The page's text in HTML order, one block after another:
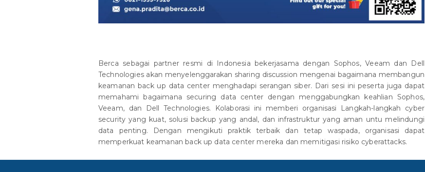
Berca sebagai partner resmi di Indonesia bekerjasama dengan Sophos, Veeam dan Dell
Technologies akan menyelenggarakan sharing discussion mengenai bagaimana membangun
keamanan back up data center menghadapi serangan siber. Dari sesi ini peserta juga dapat
memahami bagaimana securing data center dengan menggabungkan keahlian Sophos,
Veeam, dan Dell Technologies. Kolaborasi ini memberi organisasi Langkah-langkah cyber
security yang kuat, solusi backup yang andal, dan infrastruktur yang aman untu melindungi
data penting. Dengan mengikuti praktik terbaik dan tetap waspada, organisasi dapat
memperkuat keamanan back up data center mereka dan memitigasi risiko cyberattacks.